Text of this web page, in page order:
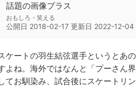
話題の画像プラス
おもしろ・笑える
公開日 2018-02-17 更新日 2022-12-04
ケートの羽生結弦選手というとあ
よね。海外ではなんと「プーさん
てお馴染み、試合後にスケートリ